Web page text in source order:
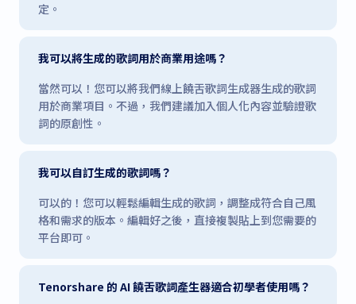
定。
我可以將生成的歌詞用於商業用途嗎？
當然可以！您可以將我們線上饒舌歌詞生成器生成的歌詞
用於商業項目。不過，我們建議加入個人化內容並驗證歌
詞的原創性。
我可以自訂生成的歌詞嗎？
可以的！您可以輕鬆編輯生成的歌詞，調整成符合自己風
格和需求的版本。編輯好之後，直接複製貼上到您需要的
平台即可。
Tenorshare 的 AI 饒舌歌詞產生器適合初學者使用嗎？